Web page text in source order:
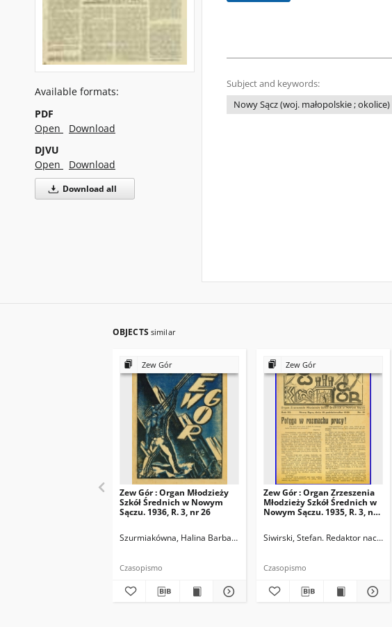
Available formats:
PDF
Open
Download
DJVU
Open
Download
Download all
Subject and keywords:
Nowy Sącz (woj. małopolskie ; okolice)
OBJECTS similar
Zew Gór
Zew Gór : Organ Młodzieży
Szkół Średnich w Nowym
Sączu. 1936, R. 3, nr 26
Szurmiakówna, Halina Barbara (1920-1945). Redaktor naczelny
Czasopismo
Zew Gór
Zew Gór : Organ Zrzeszenia
Młodzieży Szkół Średnich w
Nowym Sączu. 1935, R. 3, nr
Siwirski, Stefan. Redaktor naczelny
Czasopismo